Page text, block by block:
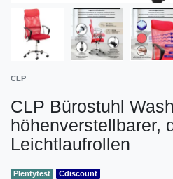
CLP
CLP Bürostuhl
höhenverstellbarer,
Leichtlaufrollen
Plentytest Cdiscount